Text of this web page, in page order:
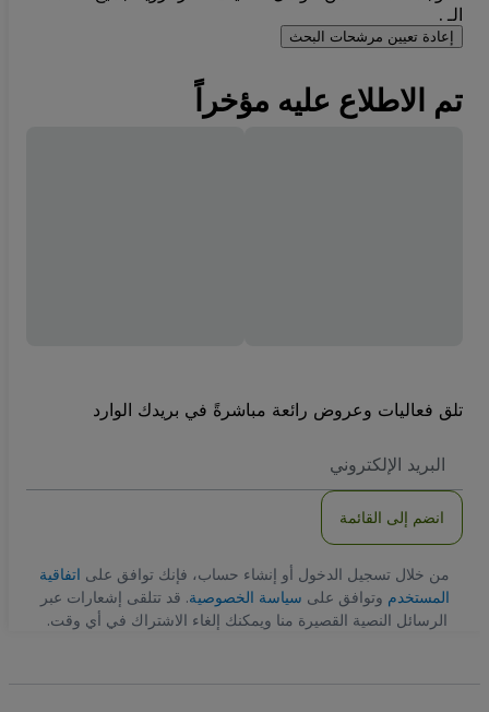
الـ .
إعادة تعيين مرشحات البحث
تم الاطلاع عليه مؤخراً
تلق فعاليات وعروض رائعة مباشرةً في بريدك الوارد
الاكتروني
انضم إلى القائمة
من خلال تسجيل الدخول أو إنشاء حساب، فإنك توافق على اتفاقية
المستخدم وتوافق على سياسة الخصوصية. قد تتلقى إشعارات عبر
الرسائل النصية القصيرة منا ويمكنك إلغاء الاشتراك في أي وقت.